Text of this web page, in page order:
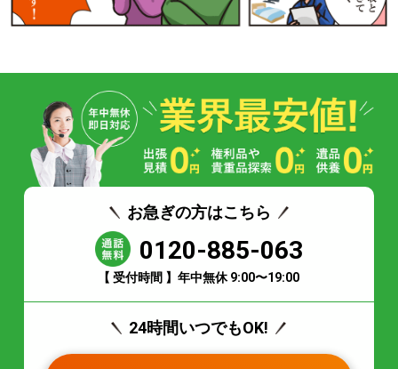
お急ぎの方はこちら
0120-885-063
【 受付時間 】年中無休 9:00〜19:00
24時間いつでもOK!